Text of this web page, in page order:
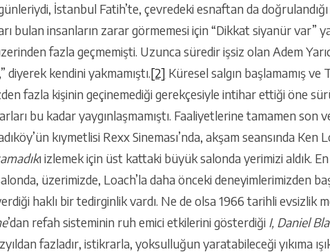
İstanbul Fatih’te, çevredeki esnaftan da doğrulandığı
bulan insanların zarar görmemesi için “Dikkat siyanür var”
fazla geçmemişti. Uzunca süredir işsiz olan Adem
diyerek kendini yakmamıştı.[2] Küresel salgın başlamamış ve
fazla kişinin geçinemediği gerekçesiyle intihar ettiği öne
bu kadar yaygınlaşmamıştı. Faaliyetlerine tamamen son
kıymetlisi Rexx Sineması’nda, akşam seansında Ken
ı izlemek için üst kattaki büyük salonda yerimizi aldık. En
üzerimizde, Loach’la daha önceki deneyimlerimizden
haklı bir tedirginlik vardı. Ne de olsa 1966 tarihli evsizlik
’dan refah sisteminin ruh emici etkilerini gösterdiği I, Daniel
fazladır, istikrarla, yoksulluğun yaratabileceği yıkıma